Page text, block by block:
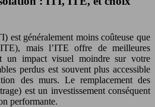
est généralement moins coûteuse que
mais l’ITE offre de meilleures
un impact visuel moindre sur votre
perdus est souvent plus accessible
des murs. Le remplacement des
est un investissement conséquent
performante.